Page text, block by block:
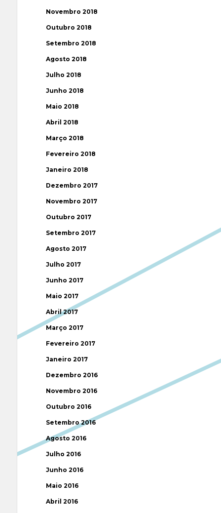
Novembro 2018
Outubro 2018
Setembro 2018
Agosto 2018
Julho 2018
Junho 2018
Maio 2018
Abril 2018
Março 2018
Fevereiro 2018
Janeiro 2018
Dezembro 2017
Novembro 2017
Outubro 2017
Setembro 2017
Agosto 2017
Julho 2017
Junho 2017
Maio 2017
Abril 2017
Março 2017
Fevereiro 2017
Janeiro 2017
Dezembro 2016
Novembro 2016
Outubro 2016
Setembro 2016
Agosto 2016
Julho 2016
Junho 2016
Maio 2016
Abril 2016